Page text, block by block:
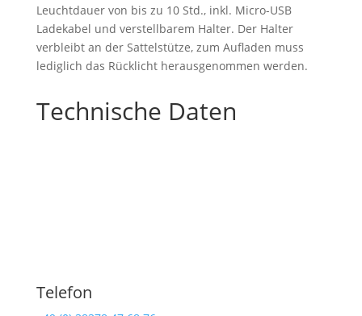
Leuchtdauer von bis zu 10 Std., inkl. Micro-USB
Ladekabel und verstellbarem Halter. Der Halter
verbleibt an der Sattelstütze, zum Aufladen muss
lediglich das Rücklicht herausgenommen werden.
Technische Daten
Telefon